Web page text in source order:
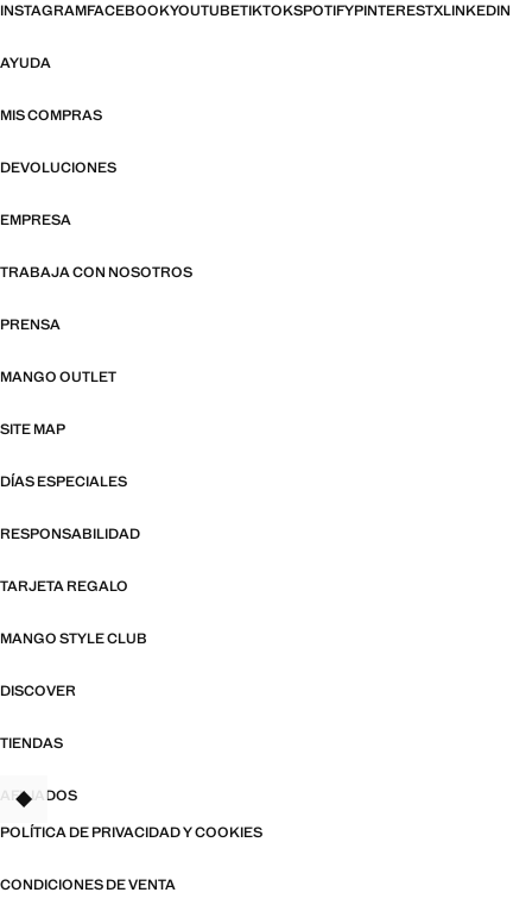
INSTAGRAMFACEBOOKYOUTUBETIKTOKSPOTIFYPINTERESTXLINKEDIN
AYUDA
MIS COMPRAS
DEVOLUCIONES
EMPRESA
TRABAJA CON NOSOTROS
PRENSA
MANGO OUTLET
SITE MAP
DÍAS ESPECIALES
RESPONSABILIDAD
TARJETA REGALO
MANGO STYLE CLUB
DISCOVER
TIENDAS
AFILIADOS
POLÍTICA DE PRIVACIDAD Y COOKIES
CONDICIONES DE VENTA